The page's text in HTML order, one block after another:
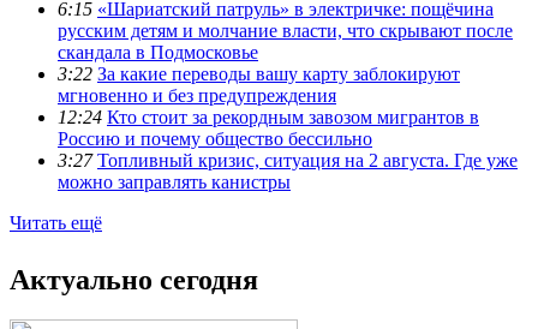
6:15 «Шариатский патруль» в электричке: пощёчина
русским детям и молчание власти, что скрывают после
скандала в Подмосковье
3:22 За какие переводы вашу карту заблокируют
мгновенно и без предупреждения
12:24 Кто стоит за рекордным завозом мигрантов в
Россию и почему общество бессильно
3:27 Топливный кризис, ситуация на 2 августа. Где уже
можно заправлять канистры
Читать ещё
Актуально сегодня